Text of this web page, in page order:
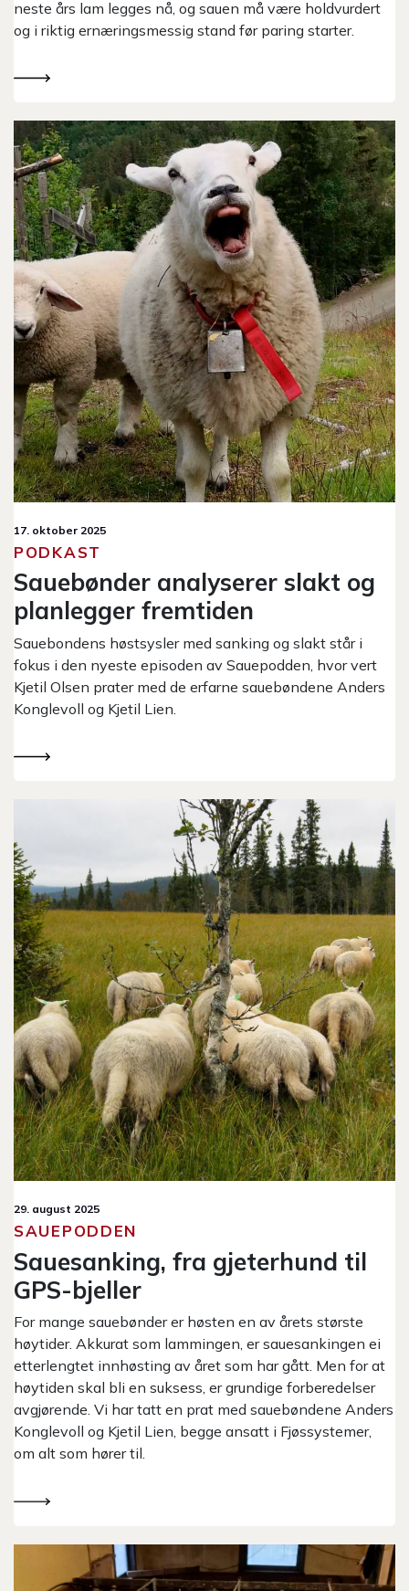
neste års lam legges nå, og sauen må være holdvurdert
og i riktig ernæringsmessig stand før paring starter.
17. oktober 2025
PODKAST
Sauebønder analyserer slakt og
planlegger fremtiden
Sauebondens høstsysler med sanking og slakt står i
fokus i den nyeste episoden av Sauepodden, hvor vert
Kjetil Olsen prater med de erfarne sauebøndene Anders
Konglevoll og Kjetil Lien.
29. august 2025
SAUEPODDEN
Sauesanking, fra gjeterhund til
GPS-bjeller
For mange sauebønder er høsten en av årets største
høytider. Akkurat som lammingen, er sauesankingen ei
etterlengtet innhøsting av året som har gått. Men for at
høytiden skal bli en suksess, er grundige forberedelser
avgjørende. Vi har tatt en prat med sauebøndene Anders
Konglevoll og Kjetil Lien, begge ansatt i Fjøssystemer,
om alt som hører til.